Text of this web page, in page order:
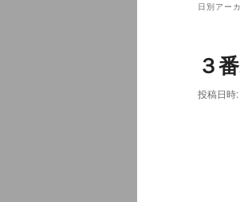
日別アー
３
投稿日時: